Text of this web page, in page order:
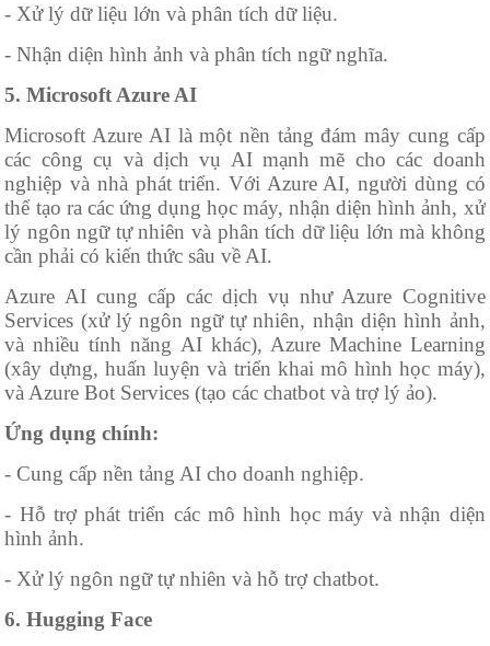
- Xử lý dữ liệu lớn và phân tích dữ liệu.
- Nhận diện hình ảnh và phân tích ngữ nghĩa.
5. Microsoft Azure AI
Microsoft Azure AI là một nền tảng đám mây cung cấp
các công cụ và dịch vụ AI mạnh mẽ cho các doanh
nghiệp và nhà phát triển. Với Azure AI, người dùng có
thể tạo ra các ứng dụng học máy, nhận diện hình ảnh, xử
lý ngôn ngữ tự nhiên và phân tích dữ liệu lớn mà không
cần phải có kiến thức sâu về AI.
Azure AI cung cấp các dịch vụ như Azure Cognitive
Services (xử lý ngôn ngữ tự nhiên, nhận diện hình ảnh,
và nhiều tính năng AI khác), Azure Machine Learning
(xây dựng, huấn luyện và triển khai mô hình học máy),
và Azure Bot Services (tạo các chatbot và trợ lý ảo).
Ứng dụng chính:
- Cung cấp nền tảng AI cho doanh nghiệp.
- Hỗ trợ phát triển các mô hình học máy và nhận diện
hình ảnh.
- Xử lý ngôn ngữ tự nhiên và hỗ trợ chatbot.
6. Hugging Face